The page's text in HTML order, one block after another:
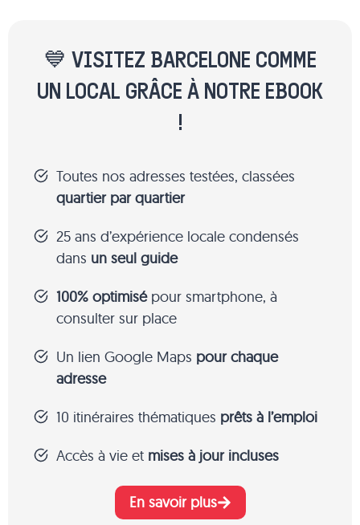
💙 VISITEZ BARCELONE COMME
UN LOCAL GRÂCE À NOTRE EBOOK
!
Toutes nos adresses testées, classées
quartier par quartier
25 ans d’expérience locale condensés
dans un seul guide
100% optimisépour smartphone, à
consulter sur place
Un lien Google Maps pour chaque
adresse
10 itinéraires thématiques prêts à l’emploi
Accès à vie et mises à jour incluses
En savoir plus